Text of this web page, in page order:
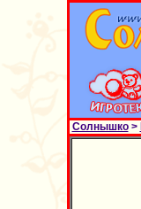
Солнышко>